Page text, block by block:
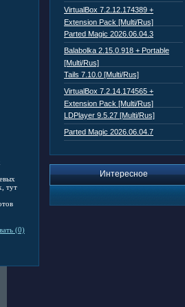
VirtualBox 7.2.12.174389 +
Extension Pack [Multi/Rus]
Parted Magic 2026.06.04.3
Balabolka 2.15.0.918 + Portable
[Multi/Rus]
Tails 7.10.0 [Multi/Rus]
VirtualBox 7.2.14.174565 +
Extension Pack [Multi/Rus]
LDPlayer 9.5.27 [Multi/Rus]
Parted Magic 2026.06.04.7
Интересное
тут
(0)